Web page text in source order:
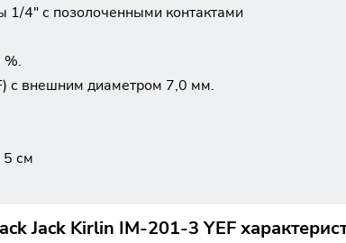
4" с позолоченными контактами
%.
с внешним диаметром 7,0 мм.
5 см
Jack Kirlin IM-201-3 YEF